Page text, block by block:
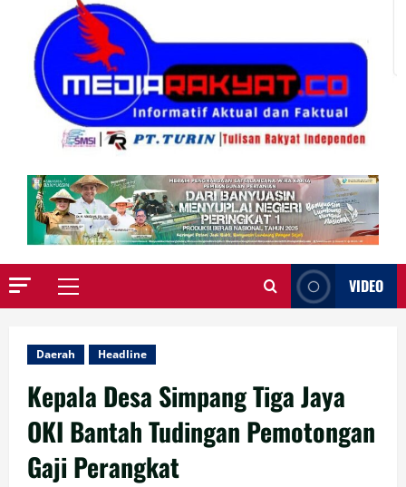
Primary
VIDEO
Daerah Headline
Kepala Desa Simpang Tiga Jaya
OKI Bantah Tudingan Pemotongan
Gaji Perangkat